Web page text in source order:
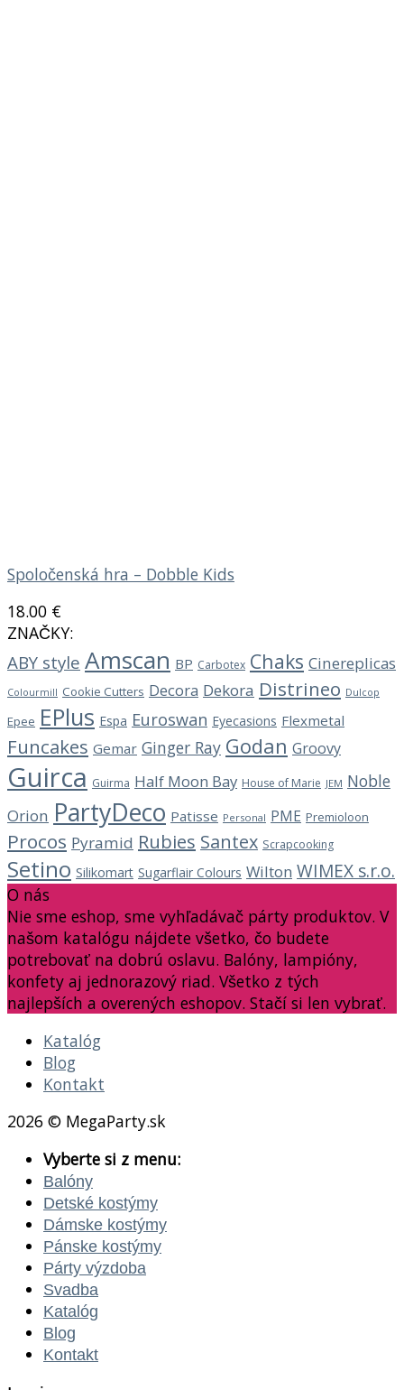
Spoločenská hra – Dobble Kids
18.00 €
ZNAČKY:
ABY style Amscan BP Carbotex Chaks Cinereplicas
Colourmill Cookie Cutters Decora Dekora Distrineo Dulcop
Epee EPlus Espa Euroswan Eyecasions Flexmetal
Funcakes Gemar Ginger Ray Godan Groovy
Guirca Guirma Half Moon Bay House of Marie JEM Noble
Orion PartyDeco Patisse Personal PME Premioloon
Procos Pyramid Rubies Santex Scrapcooking
Setino Silikomart Sugarflair Colours Wilton WIMEX s.r.o.
O nás
Nie sme eshop, sme vyhľadávač párty produktov. V
našom katalógu nájdete všetko, čo budete
potrebovať na dobrú oslavu. Balóny, lampióny,
konfety aj jednorazový riad. Všetko z tých
najlepších a overených eshopov. Stačí si len vybrať.
Katalóg
Blog
Kontakt
2026 © MegaParty.sk
Vyberte si z menu:
Balóny
Detské kostýmy
Dámske kostýmy
Pánske kostýmy
Párty výzdoba
Svadba
Katalóg
Blog
Kontakt